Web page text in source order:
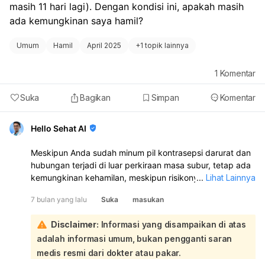
masih 11 hari lagi). Dengan kondisi ini, apakah masih
ada kemungkinan saya hamil?
Umum Hamil April 2025 +1 topik lainnya
Suka Bagikan Simpan Komentar
1 Komentar
Hello Sehat AI
Meskipun Anda sudah minum pil kontrasepsi darurat dan
hubungan terjadi di luar perkiraan masa subur, tetap ada
kemungkinan kehamilan, meskipun risikonya berkurang:
cairan pra-ejakulasi yang keluar sebelum ejakulasi utama
juga dapat mengandung sperma dan berpotensi
menyebabkan kehamilan. Jadi, cairan putih yang keluar
pertama kali itu bisa jadi adalah cairan pra-ejakulasi yang
mengandung sperma, atau bisa juga cairan pelumas
... Lihat Lainnya
7 bulan yang lalu Suka masukan
Disclaimer: Informasi yang disampaikan di atas
adalah informasi umum, bukan pengganti saran
medis resmi dari dokter atau pakar.